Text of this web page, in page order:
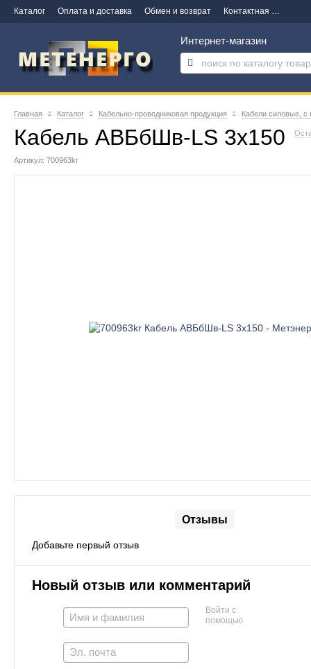
Каталог Оплата и доставка Обмен и возврат Контактная информация
Интернет-магазин
Главная Каталог Кабельно-проводниковая продукция Кабели силовые, с
Кабель АВБбШв-LS 3х150
Артикул: 700963kr
Отзывы
Добавьте первый отзыв
Новый отзыв или комментарий
Войти с
помощью